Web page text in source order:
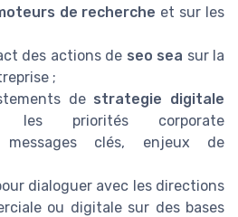
de recherche et sur les
des actions de seo sea sur la
;
de strategie digitale
les priorités corporate
messages clés, enjeux de
dialoguer avec les directions
ou digitale sur des bases